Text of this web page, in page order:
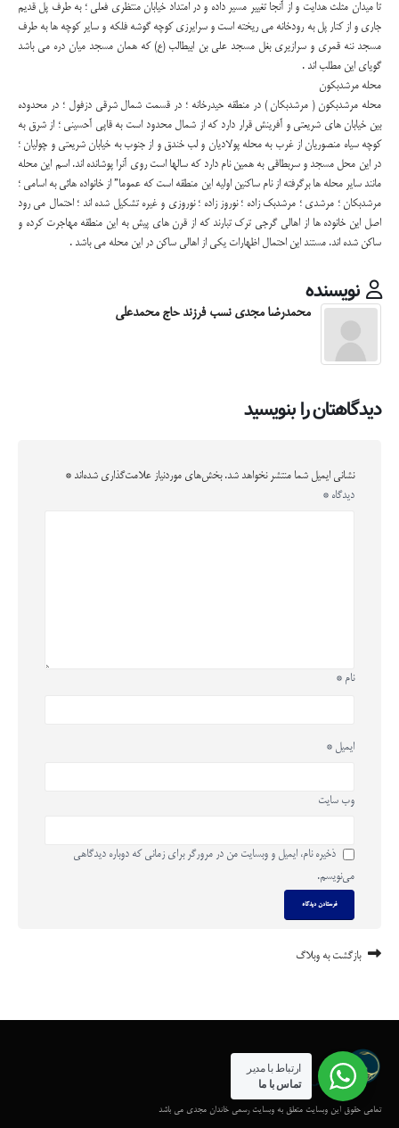
تا میدان مثلث هدایت و از آنجا تغییر مسیر داده و در امتداد خیابان منتظری فعلی ؛ به طرف پل قدیم
جاری و از کنار پل به رودخانه می ریخته است و سرایرزی کوچه گوشه فلکه و سایر کوچه ها به طرف
مسجد ننه قمری و سرازیری بغل مسجد علی بن ابیطالب (ع) که همان مسجد میان دره می باشد
گویای این مطلب اند .
محله مرشدبکون
محله مرشدبکون ( مرشدبکان ) در منطقه حیدرخانه ؛ در قسمت شمال شرقی دزفول ؛ در محدوده
بین خیابان های شریعتی و آفرینش قرار دارد که از شمال محدود است به قاپی آحسینی ؛ از شرق به
کوچه سیاه منصوریان از غرب به محله پولادیان و لب خندق و از جنوب به خیابان شریعتی و چولیان ؛
در این محل مسجد و سربطاقی به همین نام دارد که سالها است روی آنرا پوشانده اند. اسم این محله
مانند سایر محله ها برگرفته از نام ساکنین اولیه این منطقه است که عموما” از خانواده هائی به اسامی ؛
مرشدبکان ؛ مرشدی ؛ مرشدبک زاده ؛ نوروز زاده ؛ نوروزی و غیره تشکیل شده اند ؛ احتمال می رود
اصل این خانوده ها از اهالی گرجی ترک تبارند که از قرن های پیش به این منطقه مهاجرت کرده و
ساکن شده اند. مستند این احتمال اظهارات یکی از اهالی ساکن در این محله می باشد .
نویسنده
محمدرضا مجدی نسب فرزند حاج محمدعلی
دیدگاهتان را بنویسید
نشانی ایمیل شما منتشر نخواهد شد. بخش‌های موردنیاز علامت‌گذاری شده‌اند *
دیدگاه *
نام *
ایمیل *
وب‌ سایت
ذخیره نام، ایمیل و وبسایت من در مرورگر برای زمانی که دوباره دیدگاهی
می‌نویسم.
بازگشت به وبلاگ
تمامی حقوق این وبسایت متعلق به وبسایت رسمی خاندان مجدی می باشد
ارتباط با مدیر
تماس با ما